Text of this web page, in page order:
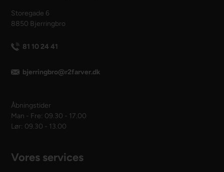
Storegade 6
8850 Bjerringbro
81 10 24 41
bjerringbro@r2farver.dk
Åbningstider
Man - Fre: 09.30 - 17.00
Lør: 09.30 - 13.00
Vores services